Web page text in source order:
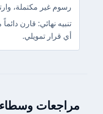
رسوم غير مكتملة،
تنبيه نهائي: قارن
أي قرار تمويلي.
مراجعات